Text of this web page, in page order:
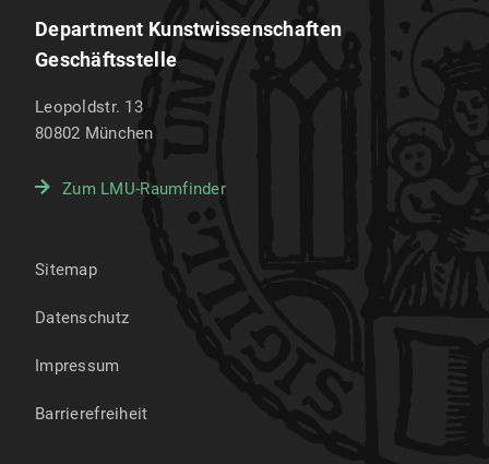
Department Kunstwissenschaften
Geschäftsstelle
Leopoldstr. 13
80802 München
Zum LMU-Raumfinder
Sitemap
Datenschutz
Impressum
Barrierefreiheit